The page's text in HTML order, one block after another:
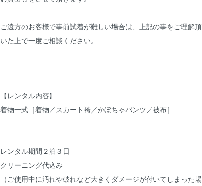
ご遠方のお客様で事前試着が難しい場合は、上記の事をご理解頂
いた上で一度ご相談ください。
【レンタル内容】
着物一式［着物／スカート袴／かぼちゃパンツ／被布］
レンタル期間２泊３日
クリーニング代込み
（ご使用中に汚れや破れなど大きくダメージが付いてしまった場